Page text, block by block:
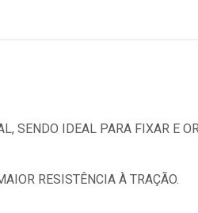
SENDO IDEAL PARA FIXAR E
RESISTÊNCIA À TRAÇÃO.